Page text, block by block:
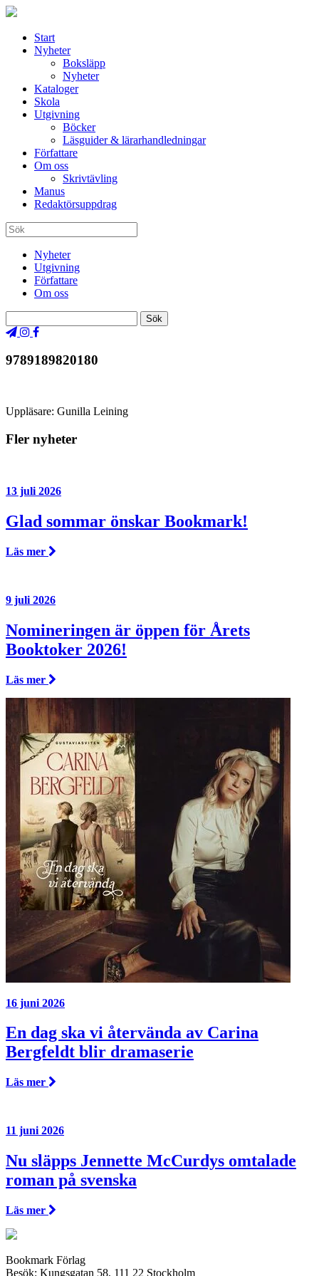
Start
Nyheter
Boksläpp
Nyheter
Kataloger
Skola
Utgivning
Böcker
Läsguider & lärarhandledningar
Författare
Om oss
Skrivtävling
Manus
Redaktörsuppdrag
Nyheter
Utgivning
Författare
Om oss
9789189820180
Uppläsare: Gunilla Leining
Fler nyheter
13 juli 2026
Glad sommar önskar Bookmark!
Läs mer
9 juli 2026
Nomineringen är öppen för Årets
Booktoker 2026!
Läs mer
16 juni 2026
En dag ska vi återvända av Carina
Bergfeldt blir dramaserie
Läs mer
11 juni 2026
Nu släpps Jennette McCurdys omtalade
roman på svenska
Läs mer
Bookmark Förlag
Besök: Kungsgatan 58, 111 22 Stockholm